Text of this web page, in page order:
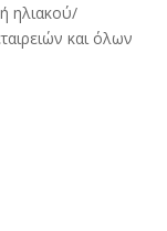
ηλιακού/
και όλων